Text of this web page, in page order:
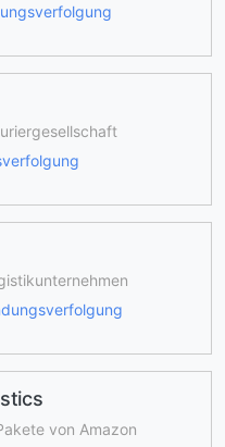
von Amazon